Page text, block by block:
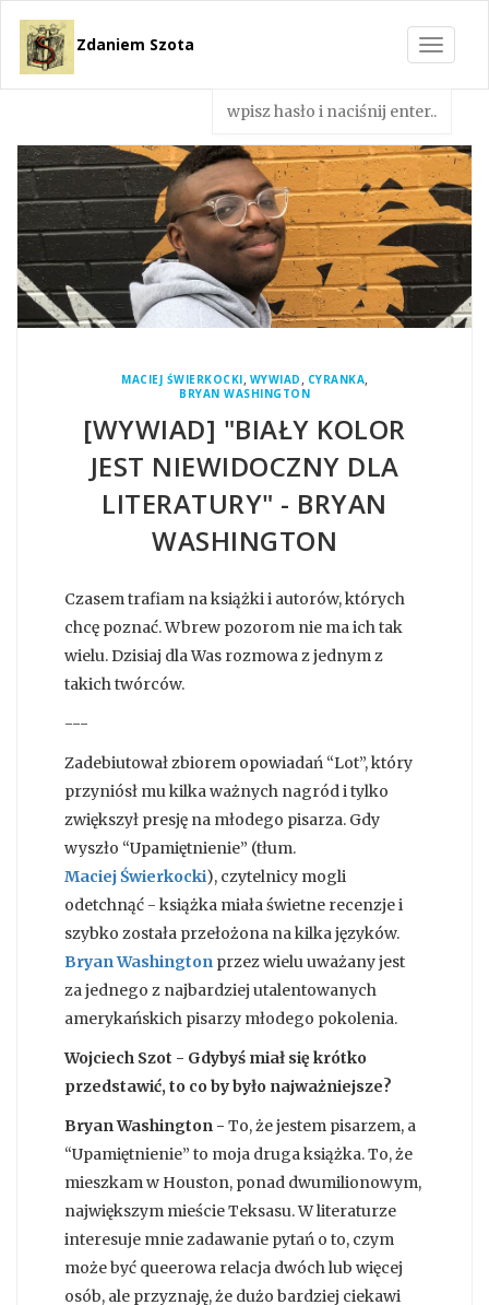
Toggle
Zdaniem Szota
MACIEJ ŚWIERKOCKI, WYWIAD, CYRANKA,
BRYAN WASHINGTON
[WYWIAD] "BIAŁY KOLOR
JEST NIEWIDOCZNY DLA
LITERATURY" - BRYAN
WASHINGTON
Czasem trafiam na książki i autorów, których
chcę poznać. Wbrew pozorom nie ma ich tak
wielu. Dzisiaj dla Was rozmowa z jednym z
takich twórców.
---
Zadebiutował zbiorem opowiadań “Lot”, który
przyniósł mu kilka ważnych nagród i tylko
zwiększył presję na młodego pisarza. Gdy
wyszło “Upamiętnienie” (tłum.
Maciej Świerkocki), czytelnicy mogli
odetchnąć - książka miała świetne recenzje i
szybko została przełożona na kilka języków.
Bryan Washington przez wielu uważany jest
za jednego z najbardziej utalentowanych
amerykańskich pisarzy młodego pokolenia.
Wojciech Szot - Gdybyś miał się krótko
przedstawić, to co by było najważniejsze?
Bryan Washington - To, że jestem pisarzem, a
“Upamiętnienie” to moja druga książka. To, że
mieszkam w Houston, ponad dwumilionowym,
największym mieście Teksasu. W literaturze
interesuje mnie zadawanie pytań o to, czym
może być queerowa relacja dwóch lub więcej
osób, ale przyznaję, że dużo bardziej ciekawi